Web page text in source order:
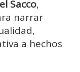
Sacco,
narrar
a hechos